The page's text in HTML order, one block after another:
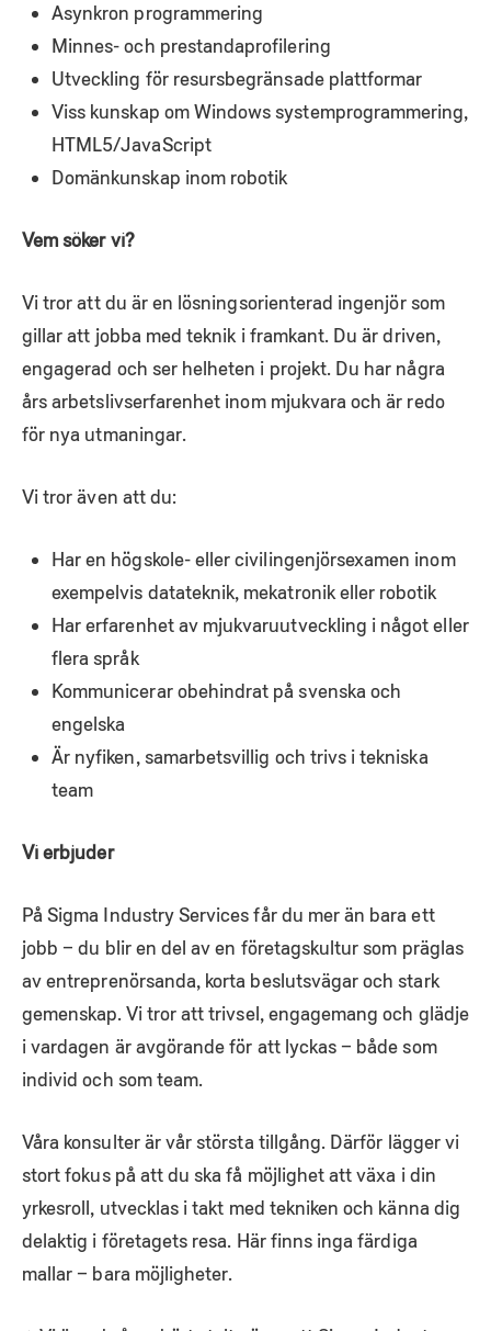
Asynkron programmering
Minnes- och prestandaprofilering
Utveckling för resursbegränsade plattformar
Viss kunskap om Windows systemprogrammering,
HTML5/JavaScript
Domänkunskap inom robotik
Vem söker vi?
Vi tror att du är en lösningsorienterad ingenjör som
gillar att jobba med teknik i framkant. Du är driven,
engagerad och ser helheten i projekt. Du har några
års arbetslivserfarenhet inom mjukvara och är redo
för nya utmaningar.
Vi tror även att du:
Har en högskole- eller civilingenjörsexamen inom
exempelvis datateknik, mekatronik eller robotik
Har erfarenhet av mjukvaruutveckling i något eller
flera språk
Kommunicerar obehindrat på svenska och
engelska
Är nyfiken, samarbetsvillig och trivs i tekniska
team
Vi erbjuder
På Sigma Industry Services får du mer än bara ett
jobb – du blir en del av en företagskultur som präglas
av entreprenörsanda, korta beslutsvägar och stark
gemenskap. Vi tror att trivsel, engagemang och glädje
i vardagen är avgörande för att lyckas – både som
individ och som team.
Våra konsulter är vår största tillgång. Därför lägger vi
stort fokus på att du ska få möjlighet att växa i din
yrkesroll, utvecklas i takt med tekniken och känna dig
delaktig i företagets resa. Här finns inga färdiga
mallar – bara möjligheter.